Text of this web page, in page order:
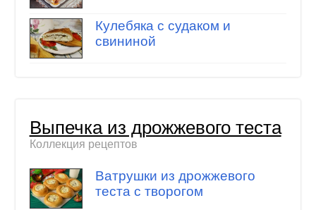
Кулебяка с судаком и
свининой
Выпечка из дрожжевого теста
Коллекция рецептов
Ватрушки из дрожжевого
теста с творогом